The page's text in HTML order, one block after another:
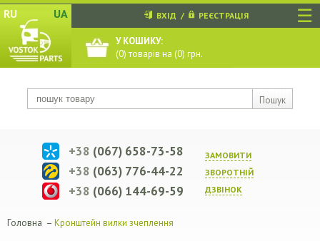
☰
RU UA
Пошук
ВХІД / РЕЄСТРАЦІЯ
У КОШИКУ:
(0) товарів на (0) грн.
ЗАМОВИТИ
ЗВОРОТНIЙ
ДЗВIНОК
+38 (067) 658-73-58
+38 (063) 776-44-22
+38 (066) 144-69-59
Головна – Кронштейн вилки зчеплення